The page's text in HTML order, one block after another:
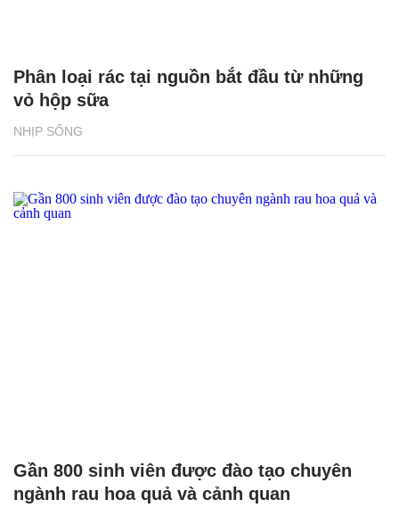
NHỊP SỐNG
Phân loại rác tại nguồn bắt đầu từ những
vỏ hộp sữa
Gần 800 sinh viên được đào tạo chuyên
ngành rau hoa quả và cảnh quan